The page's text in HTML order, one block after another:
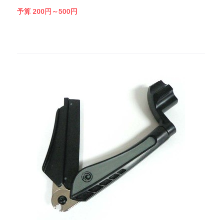
予算 200円～500円